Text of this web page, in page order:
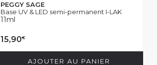
PEGGY SAGE
Base UV & LED semi-permanent I-LAK
11ml
15,90€
AJOUTER AU PANIER